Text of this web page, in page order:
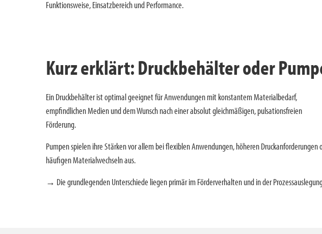
Funktionsweise, Einsatzbereich und Performance.
Kurz erklärt: Druckbehälter oder
Ein Druckbehälter ist optimal geeignet für Anwendungen mit konstantem Materialbedarf,
empfindlichen Medien und dem Wunsch nach einer absolut gleichmäßigen, pulsationsfreien
Förderung.
Pumpen spielen ihre Stärken vor allem bei flexiblen Anwendungen, höheren Druckanforderungen
häufigen Materialwechseln aus.
→ Die grundlegenden Unterschiede liegen primär im Förderverhalten und in der